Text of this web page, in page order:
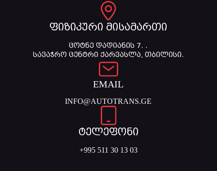
ფიზიკური მისამართი
ცოტნე დადიანის 7. .
სავაჭრო ცენტრი ქარვასლა, თბილისი.
EMAIL
INFO@AUTOTRANS.GE
ტელეფონი
+995 511 30 13 03